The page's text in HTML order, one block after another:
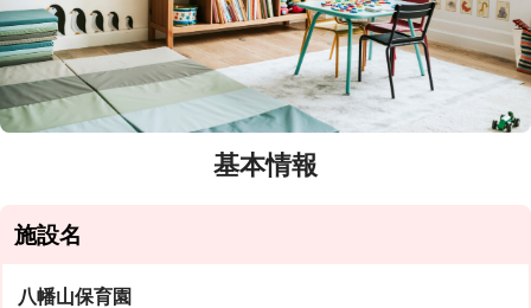
基本情報
施設名
八幡山保育園